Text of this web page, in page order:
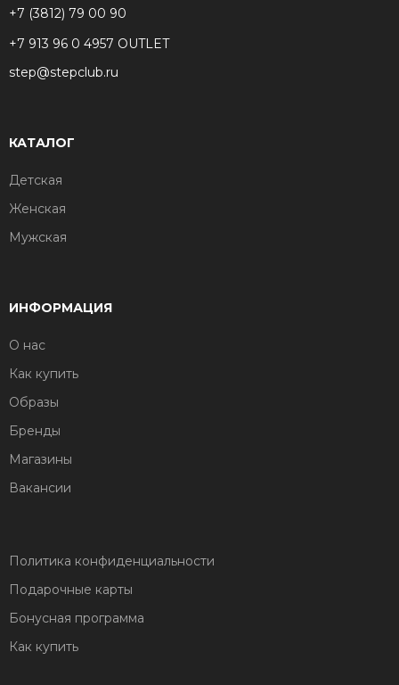
+7 (3812) 79 00 90
+7 913 96 0 4957 OUTLET
step@stepclub.ru
КАТАЛОГ
Детская
Женская
Мужская
ИНФОРМАЦИЯ
О нас
Как купить
Образы
Бренды
Магазины
Вакансии
Политика конфиденциальности
Подарочные карты
Бонусная программа
Как купить